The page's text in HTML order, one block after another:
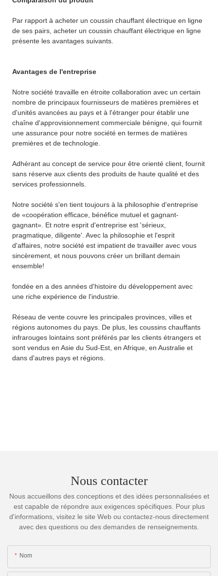
Par rapport à acheter un coussin chauffant électrique en ligne
de ses pairs, acheter un coussin chauffant électrique en ligne
présente les avantages suivants.
Avantages de l'entreprise
Notre société travaille en étroite collaboration avec un certain
nombre de principaux fournisseurs de matières premières et
d'unités avancées au pays et à l'étranger pour établir une
chaîne d'approvisionnement commerciale bénigne, qui fournit
une assurance pour notre société en termes de matières
premières et de technologie.
Adhérant au concept de service pour être orienté client, fournit
sans réserve aux clients des produits de haute qualité et des
services professionnels.
Notre société s'en tient toujours à la philosophie d'entreprise
de «coopération efficace, bénéfice mutuel et gagnant-
gagnant». Et notre esprit d'entreprise est 'sérieux,
pragmatique, diligente'. Avec la philosophie et l'esprit
d'affaires, notre société est impatient de travailler avec vous
sincèrement, et nous pouvons créer un brillant demain
ensemble!
fondée en a des années d'histoire du développement avec
une riche expérience de l'industrie.
Réseau de vente couvre les principales provinces, villes et
régions autonomes du pays. De plus, les coussins chauffants
infrarouges lointains sont préférés par les clients étrangers et
sont vendus en Asie du Sud-Est, en Afrique, en Australie et
dans d'autres pays et régions.
Nous contacter
Nous accueillons des conceptions et des idées personnalisées et
est capable de répondre aux exigences spécifiques. Pour plus
d'informations, visitez le site Web ou contactez-nous directement
avec des questions ou des demandes de renseignements.
Nom